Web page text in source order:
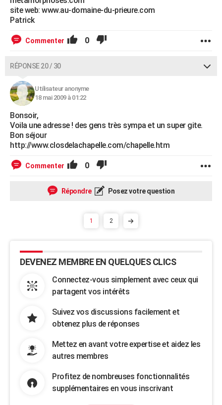
site web: www.au-domaine-du-prieure.com
Patrick
Commenter 0
RÉPONSE 20 / 30
Utilisateur anonyme
18 mai 2009 à 01:22
Bonsoir,
Voila une adresse ! des gens très sympa et un super gite.
Bon séjour
http://www.closdelachapelle.com/chapelle.htm
Commenter 0
Répondre Posez votre question
1 2
DEVENEZ MEMBRE EN QUELQUES CLICS
Connectez-vous simplement avec ceux qui
partagent vos intérêts
Suivez vos discussions facilement et
obtenez plus de réponses
Mettez en avant votre expertise et aidez les
autres membres
Profitez de nombreuses fonctionnalités
supplémentaires en vous inscrivant